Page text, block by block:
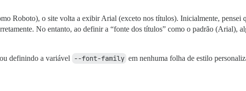
Roboto), o site volta a exibir Arial (exceto nos títulos). Inicialmente, pensei
No entanto, ao definir a “fonte dos títulos” como o padrão (Arial),
definindo a variável --font-family em nenhuma folha de estilo